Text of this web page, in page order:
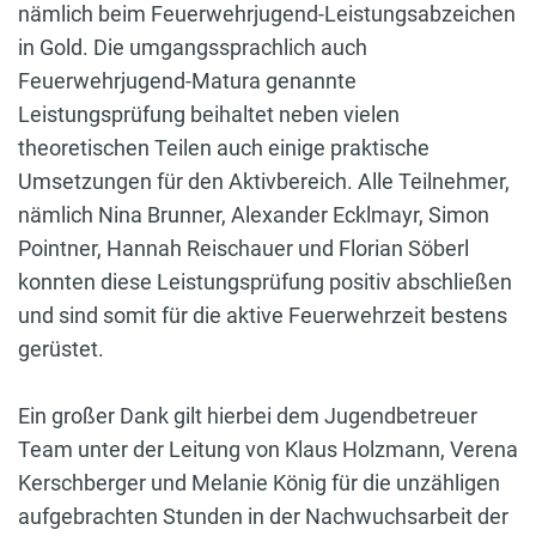
nämlich beim Feuerwehrjugend-Leistungsabzeichen
in Gold. Die umgangssprachlich auch
Feuerwehrjugend-Matura genannte
Leistungsprüfung beihaltet neben vielen
theoretischen Teilen auch einige praktische
Umsetzungen für den Aktivbereich. Alle Teilnehmer,
nämlich Nina Brunner, Alexander Ecklmayr, Simon
Pointner, Hannah Reischauer und Florian Söberl
konnten diese Leistungsprüfung positiv abschließen
und sind somit für die aktive Feuerwehrzeit bestens
gerüstet.
Ein großer Dank gilt hierbei dem Jugendbetreuer
Team unter der Leitung von Klaus Holzmann, Verena
Kerschberger und Melanie König für die unzähligen
aufgebrachten Stunden in der Nachwuchsarbeit der